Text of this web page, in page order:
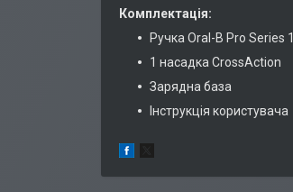
Комплектація:
Ручка Oral-B Pro Series 1
1 насадка CrossAction
Зарядна база
Інструкція користувача